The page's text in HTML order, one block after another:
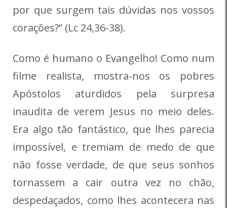
por que surgem tais dúvidas nos vossos
corações?” (Lc 24,36-38).
Como é humano o Evangelho! Como num
filme realista, mostra-nos os pobres
Apóstolos aturdidos pela surpresa
inaudita de verem Jesus no meio deles.
Era algo tão fantástico, que lhes parecia
impossível, e tremiam de medo de que
não fosse verdade, de que seus sonhos
tornassem a cair outra vez no chão,
despedaçados, como lhes acontecera nas